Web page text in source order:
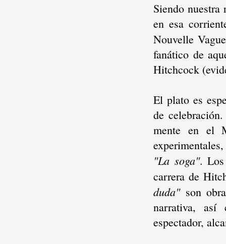
Siendo
en esa
Nouvelle
fanático de
Hitchcock
El plato es
de
mente en el
"La soga". Los
carrera de
duda" son
narrativa, así
espectador,